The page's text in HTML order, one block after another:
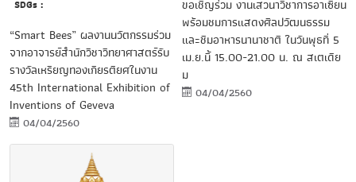
SDGs :
“Smart Bees” ผลงานนวัตกรรมร่วม
จากอาจารย์สำนักวิชาวิทยาศาสตร์รับ
รางวัลเหรียญทองเกียรติยศในงาน
45th International Exhibition of
Inventions of Geveva
04/04/2560
ขอเชิญร่วม งานเสวนาวิชาการอาเซียน
พร้อมชมการแสดงศิลปวัฒนธรรม
และชิมอาหารนานาชาติ ในวันพุธที่ 5
เม.ย.นี้ 15.00-21.00 น. ณ สเตเดีย
ม
04/04/2560